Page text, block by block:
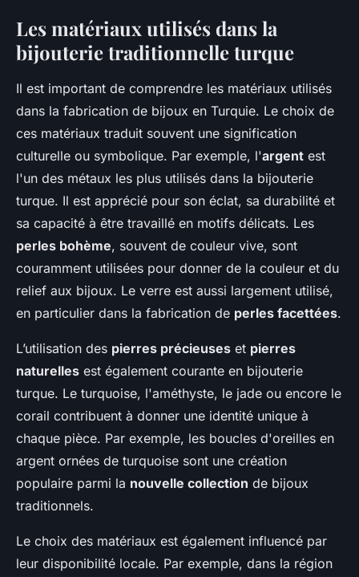
Les matériaux utilisés dans la
bijouterie traditionnelle turque
Il est important de comprendre les matériaux utilisés
dans la fabrication de bijoux en Turquie. Le choix de
ces matériaux traduit souvent une signification
culturelle ou symbolique. Par exemple, l'argent est
l'un des métaux les plus utilisés dans la bijouterie
turque. Il est apprécié pour son éclat, sa durabilité et
sa capacité à être travaillé en motifs délicats. Les
perles bohème, souvent de couleur vive, sont
couramment utilisées pour donner de la couleur et du
relief aux bijoux. Le verre est aussi largement utilisé,
en particulier dans la fabrication de perles facettées.
L’utilisation des pierres précieuses et pierres
naturelles est également courante en bijouterie
turque. Le turquoise, l'améthyste, le jade ou encore le
corail contribuent à donner une identité unique à
chaque pièce. Par exemple, les boucles d'oreilles en
argent ornées de turquoise sont une création
populaire parmi la nouvelle collection de bijoux
traditionnels.
Le choix des matériaux est également influencé par
leur disponibilité locale. Par exemple, dans la région